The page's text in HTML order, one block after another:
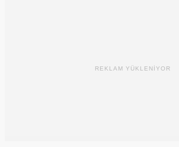
REKLAM YÜKLENİYOR